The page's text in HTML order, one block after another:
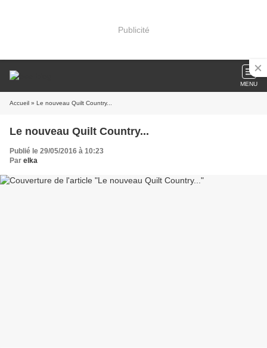
Publicité
MENU
Accueil » Le nouveau Quilt Country...
Le nouveau Quilt Country...
Publié le 29/05/2016 à 10:23
Par elka